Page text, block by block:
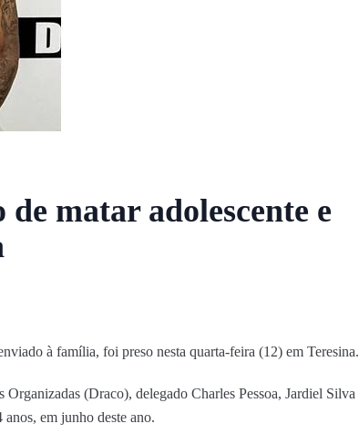
matar adolescente e
à família, foi preso nesta quarta-feira (12) em Teresina.
(Draco), delegado Charles Pessoa, Jardiel Silva
em junho deste ano.